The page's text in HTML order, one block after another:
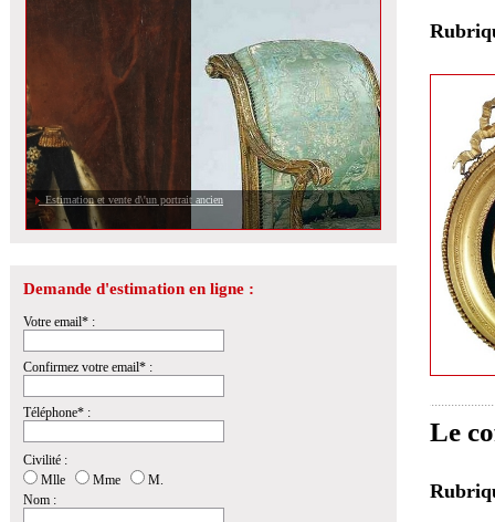
Estimation et vente d\'un portrait ancien
Demande d'estimation en ligne :
Votre email* :
Confirmez votre email* :
Téléphone* :
Civilité :
Mlle
Mme
M.
Nom :
Le